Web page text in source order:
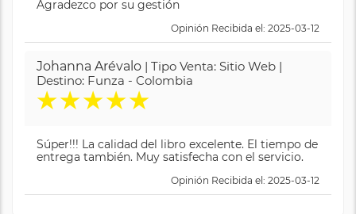
Agradezco por su gestión
Opinión Recibida el: 2025-03-12
Johanna Arévalo | Tipo Venta: Sitio Web |
Destino: Funza - Colombia
★★★★★
Súper!!! La calidad del libro excelente. El tiempo de
entrega también. Muy satisfecha con el servicio.
Opinión Recibida el: 2025-03-12